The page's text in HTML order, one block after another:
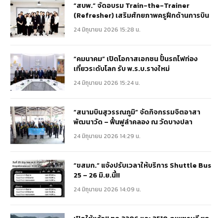
“สบพ.” จัดอบรม Train-the-Trainer
(Refresher) เสริมศักยภาพครูฝึกด้านการบิน
24 มิถุนายน 2026 15:28 น.
“คมนาคม” เปิดโอกาสเอกชน ปั้นรถไฟท่อง
เที่ยวระดับโลก รับ พ.ร.บ.รางใหม่
24 มิถุนายน 2026 15:24 น.
“สนามบินสุวรรณภูมิ” จัดกิจกรรมจิตอาสา
พัฒนาวัด – ฟื้นฟูลำคลอง ณ วัดบางปลา
24 มิถุนายน 2026 14:29 น.
“ขสมก.” แจ้งปรับเวลาให้บริการ Shuttle Bus
25 – 26 มิ.ย.นี้!!
24 มิถุนายน 2026 14:09 น.